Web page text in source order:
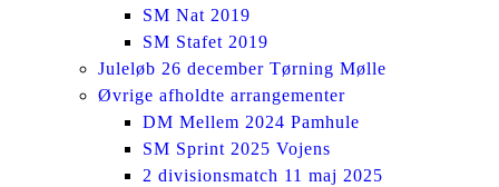
SM Nat 2019
SM Stafet 2019
Juleløb 26 december Tørning Mølle
Øvrige afholdte arrangementer
DM Mellem 2024 Pamhule
SM Sprint 2025 Vojens
2 divisionsmatch 11 maj 2025